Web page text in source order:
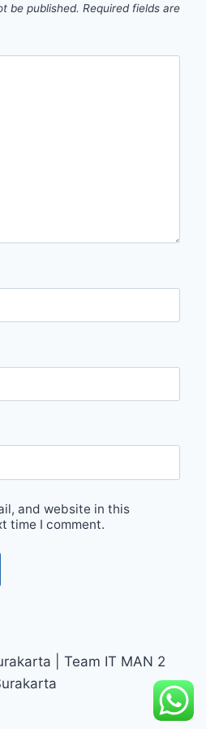
be published. Required fields are
and website in this
time I comment.
| Team IT MAN 2